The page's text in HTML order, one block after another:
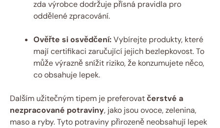
zda výrobce dodržuje přísná pravidla pro
oddělené zpracování.
Ověřte si osvědčení:Vybírejte produkty, které
mají certifikaci zaručující jejich bezlepkovost. To
může výrazně snížit riziko, že konzumujete něco,
co obsahuje lepek.
Dalším užitečným tipem je preferovatčerstvé a
nezpracované potraviny, jako jsou ovoce, zelenina,
maso a ryby. Tyto potraviny přirozeně neobsahují lepek